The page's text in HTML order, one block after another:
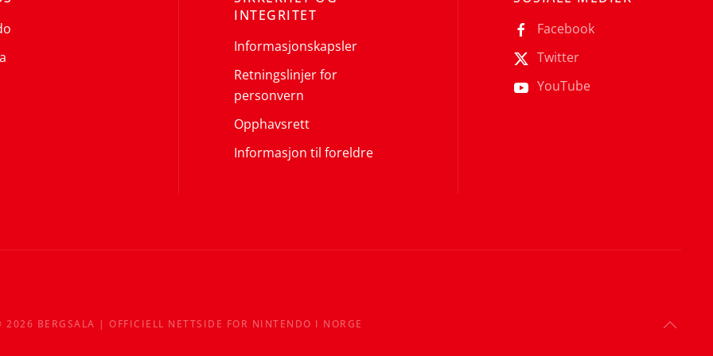
INTEGRITET
Informasjonskapsler
Retningslinjer for
personvern
Opphavsrett
Informasjon til foreldre
Facebook
Twitter
YouTube
2026 BERGSALA | OFFICIELL NETTSIDE FOR NINTENDO I NORGE